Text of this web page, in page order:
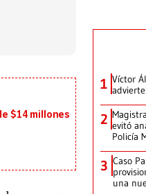
$14 millones
1 Víctor
2 evitó
Policía
3 Caso
una